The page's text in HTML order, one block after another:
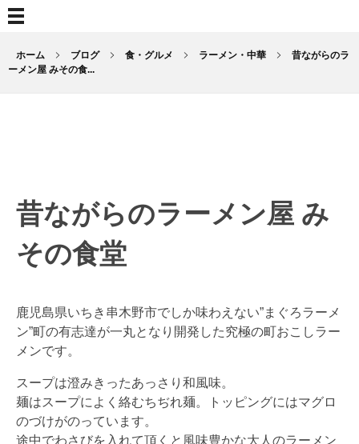
ホーム ブログ 食・グルメ ラーメン・中華
昔ながらのラ
ーメン屋 みその食...
な
が
の
ラ
ー
メ
昔ながらのラーメン屋 み
その食堂
鹿児島県いちき串木野市でしか味わえない”まぐろラーメ
ン”町の有志達が一丸となり開発した究極の町おこしラー
メンです。
スープは澄みきったあっさり和風味。
麺はスープによく絡むちぢれ麺。トッピングにはマグロ
のづけがのっています。
途中でわさびを入れて頂くと風味豊かな大人のラーメン